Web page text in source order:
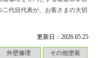
更新日：2026.05.25
外壁修理
その他塗装
代目代表が、お客さまの大切